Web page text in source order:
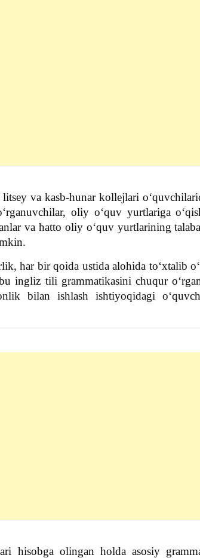
va kasb-hunar kollejlari
oliy oʻquv yurtlariga
va hatto oliy oʻquv yurtlarining
har bir qoida ustida alohida toʻxtalib
ingliz tili grammatikasini chuqur
bilan ishlash ishtiyoqidagi
hisobga olingan holda asosiy